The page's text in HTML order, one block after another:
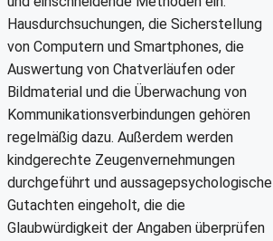
Hausdurchsuchungen, die Sicherstellung
von Computern und Smartphones, die
Auswertung von Chatverläufen oder
Bildmaterial und die Überwachung von
Kommunikationsverbindungen gehören
regelmäßig dazu. Außerdem werden
kindgerechte Zeugenvernehmungen
durchgeführt und aussagepsychologische
Gutachten eingeholt, die die
Glaubwürdigkeit der Angaben überprüfen